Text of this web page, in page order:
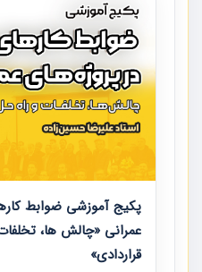
پکیج آموزشی ضوابط
عمرانی «چالش ها،
قراردادی»